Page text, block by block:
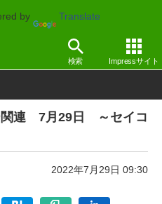
by Translate
検索 Impressサイト
アップデート
関連 7月29日 ～セイコ
2022年7月29日 09:30